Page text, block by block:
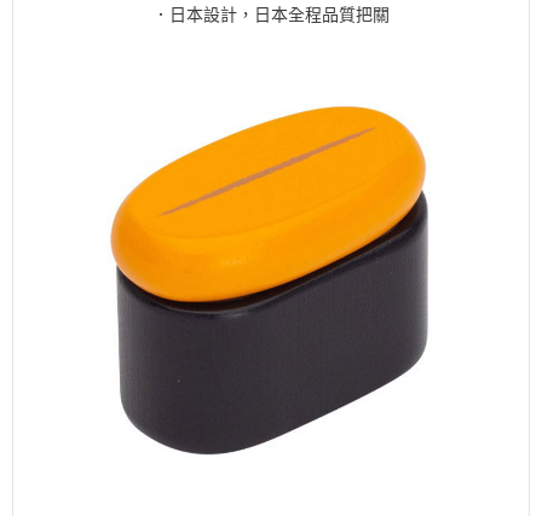
．日本設計，日本全程品質把關